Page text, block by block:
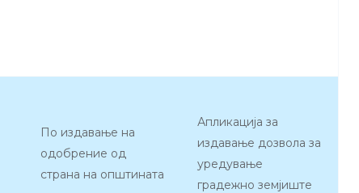
По издавање на
одобрение од
страна на општината
Апликација за
издавање дозвола за
уредување
градежно земјиште